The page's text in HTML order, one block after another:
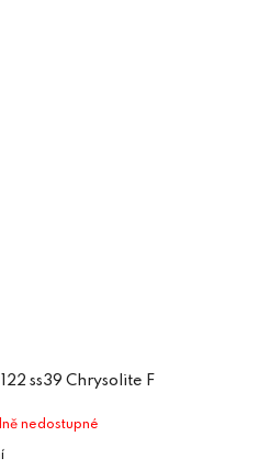
ss39 Chrysolite F
nedostupné